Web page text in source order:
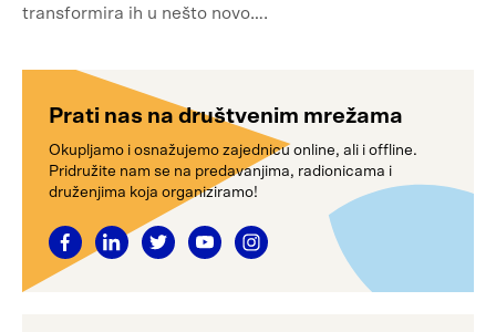
transformira ih u nešto novo….
Prati nas na društvenim mrežama
Okupljamo i osnažujemo zajednicu online, ali i offline.
Pridružite nam se na predavanjima, radionicama i
druženjima koja organiziramo!